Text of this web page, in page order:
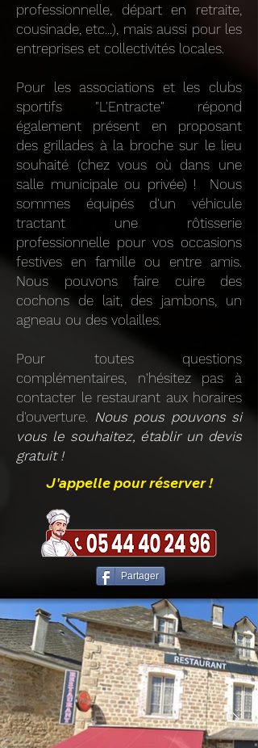
professionnelle, départ en retraite,
cousinade, etc...), mais aussi pour les
entreprises et collectivités locales.
Pour les associations et les clubs
sportifs "L'Entracte" répond
également présent en proposant
des grillades à la broche sur le lieu
souhaité (chez vous où dans une
salle municipale ou privée) ! Nous
sommes équipés d'un véhicule
tractant une rôtisserie
professionnelle pour vos occasions
festives en famille ou entre amis.
Nous pouvons faire cuire des
cochons de lait, des jambons, un
agneau ou des volailles.
Pour toutes questions
complémentaires, n'hésitez pas à
contacter le restaurant aux horaires
d'ouverture. Nous pous pouvons si
vous le souhaitez, établir un devis
gratuit !
J'appelle pour réserver !
Partager